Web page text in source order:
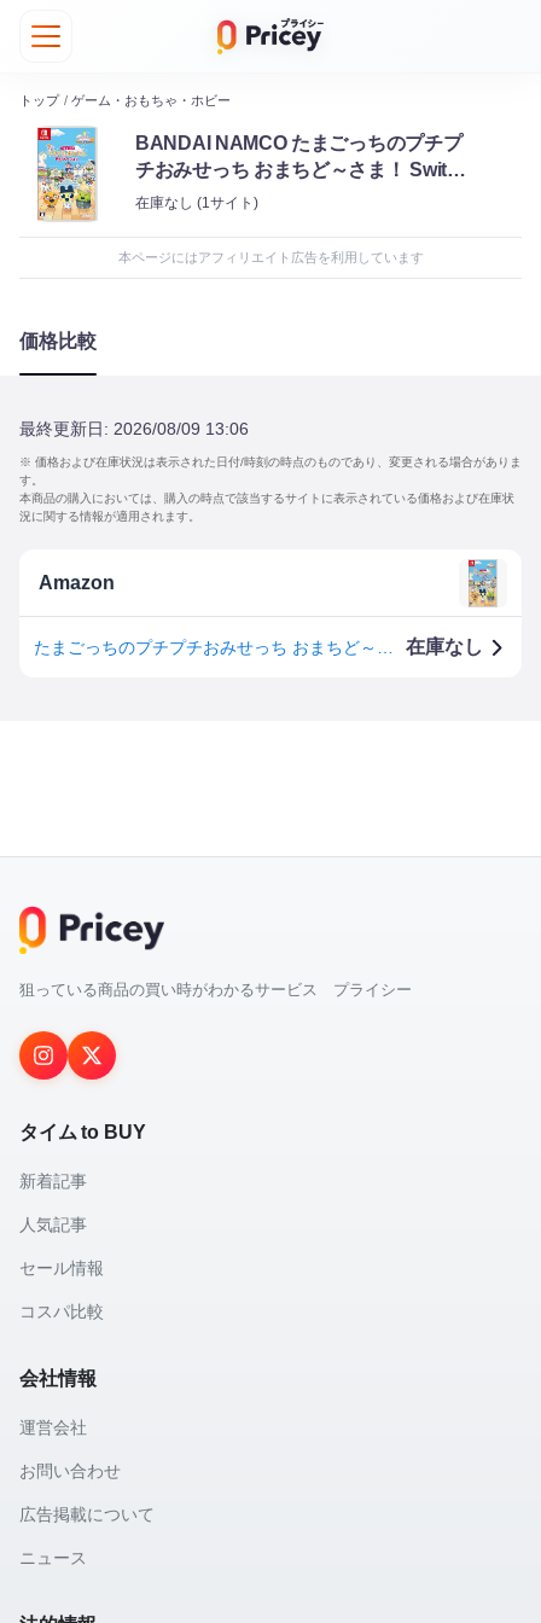
トップ / ゲーム・おもちゃ・ホビー
BANDAI NAMCO たまごっちのプチプ
チおみせっち おまちど～さま！ Switch
バンダイナムコ
在庫なし (1サイト)
本ページにはアフィリエイト広告を利用しています
価格比較
最終更新日: 2026/08/09 13:06
※ 価格および在庫状況は表示された日付/時刻の時点のものであり、変更される場合がありま
す。
本商品の購入においては、購入の時点で該当するサイトに表示されている価格および在庫状
況に関する情報が適用されます。
Amazon
在庫なし
狙っている商品の買い時がわかるサービス プライシー
タイム to BUY
新着記事
人気記事
セール情報
コスパ比較
会社情報
運営会社
お問い合わせ
広告掲載について
ニュース